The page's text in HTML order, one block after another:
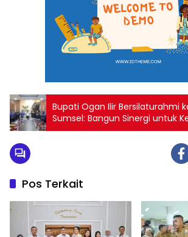
Bupati Ogan Ilir Bersilaturahmi
Sumsel: Bangun Sinergi untuk
Daerah
Pos Terkait